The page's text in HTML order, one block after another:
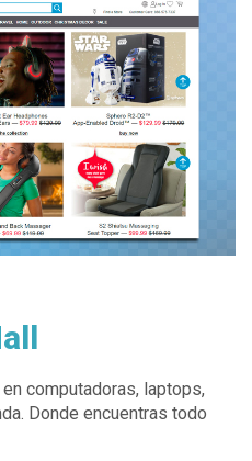
computadoras, laptops,
Donde encuentras todo